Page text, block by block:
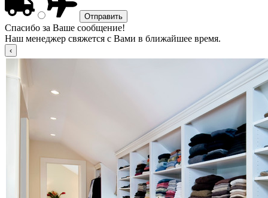
Спасибо за Ваше сообщение!
Наш менеджер свяжется с Вами в ближайшее время.